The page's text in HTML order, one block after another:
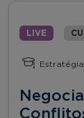
LIVE